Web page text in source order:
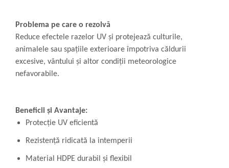
Problema pe care o rezolvă
Reduce efectele razelor UV și protejează culturile,
animalele sau spațiile exterioare împotriva căldurii
excesive, vântului și altor condiții meteorologice
nefavorabile.
Beneficii și Avantaje:
Protecție UV eficientă
Rezistență ridicată la intemperii
Material HDPE durabil și flexibil